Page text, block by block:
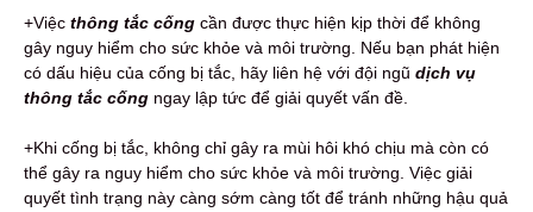
+Việc thông tắc cống cần được thực hiện kịp thời để không
gây nguy hiểm cho sức khỏe và môi trường. Nếu bạn phát hiện
có dấu hiệu của cống bị tắc, hãy liên hệ với đội ngũ dịch vụ
thông tắc cống ngay lập tức để giải quyết vấn đề.
+Khi cống bị tắc, không chỉ gây ra mùi hôi khó chịu mà còn có
thể gây ra nguy hiểm cho sức khỏe và môi trường. Việc giải
quyết tình trạng này càng sớm càng tốt để tránh những hậu quả